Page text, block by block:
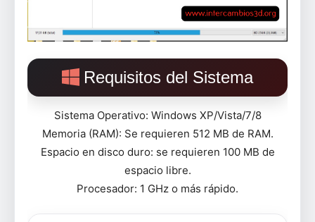
Requisitos del Sistema
Sistema Operativo: Windows XP/Vista/7/8
Memoria (RAM): Se requieren 512 MB de RAM.
Espacio en disco duro: se requieren 100 MB de
espacio libre.
Procesador: 1 GHz o más rápido.